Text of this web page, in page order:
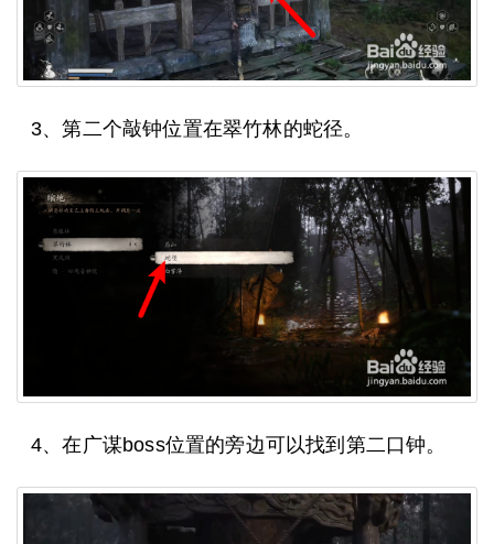
3、第二个敲钟位置在翠竹林的蛇径。
4、在广谋boss位置的旁边可以找到第二口钟。